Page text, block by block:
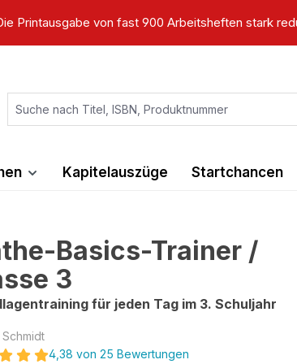
Printausgabe von fast 900 Arbeitsheften stark
Kapitelauszüge Startchancen
Basics-Trainer /
3
für jeden Tag im 3. Schuljahr
4,38 von 25 Bewertungen